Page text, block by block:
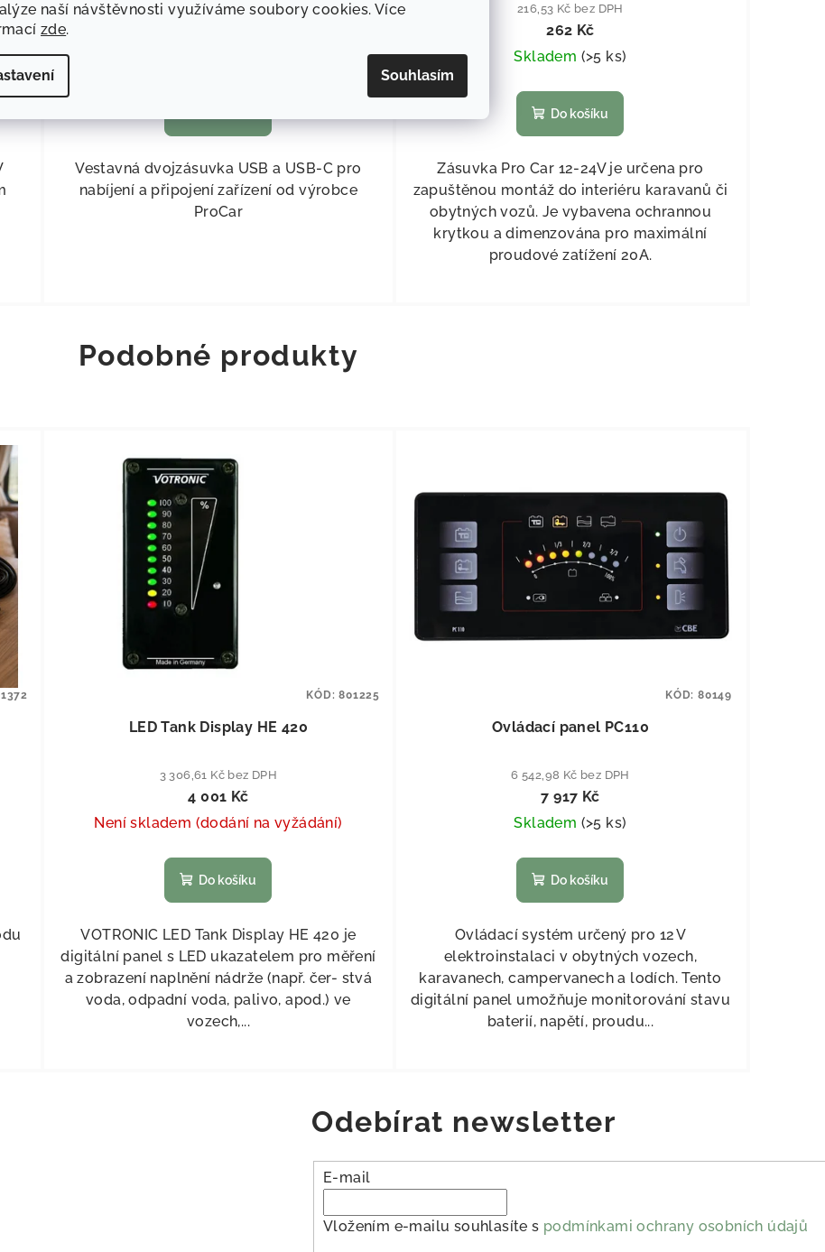
naší návštěvnosti využíváme soubory cookies. Více
zde.
Souhlasím
472,73 Kč bez DPH
Vestavná dvojzásuvka USB a USB-C pro
nabíjení a připojení zařízení od výrobce
ProCar
216,53 Kč bez DPH
262 Kč
Skladem (>5 ks)
Do košíku
Zásuvka Pro Car 12-24V je určena pro
zapuštěnou montáž do interiéru karavanů či
obytných vozů. Je vybavena ochrannou
krytkou a dimenzována pro maximální
proudové zatížení 20A.
Podobné produkty
LED Tank Display HE 420
3 306,61 Kč bez DPH
4 001 Kč
Není skladem (dodání na vyžádání)
Do košíku
VOTRONIC LED Tank Display HE 420 je
digitální panel s LED ukazatelem pro měření
a zobrazení naplnění nádrže (např. čer- stvá
voda, odpadní voda, palivo, apod.) ve
vozech,...
KÓD:801225
Ovládací panel PC110
6 542,98 Kč bez DPH
7 917 Kč
Skladem (>5 ks)
Do košíku
Ovládací systém určený pro 12 V
elektroinstalaci v obytných vozech,
karavanech, campervanech a lodích. Tento
digitální panel umožňuje monitorování stavu
baterií, napětí, proudu...
KÓD: 80149
Odebírat newsletter
E-mail
Vložením e-mailu souhlasíte s podmínkami ochrany osobních údajů